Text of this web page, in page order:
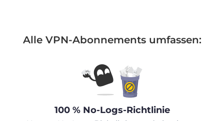
Alle VPN-Abonnements umfassen:
100 % No-Logs-Richtlinie